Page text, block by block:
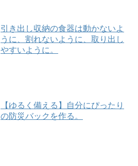
引き出し収納の食器は動かないよ
うに、割れないように、取り出し
やすいように。
【ゆるく備える】自分にぴったり
の防災バックを作る。